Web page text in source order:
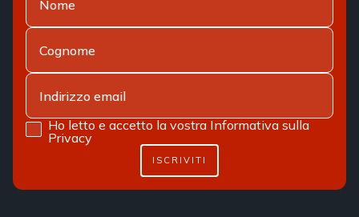
Ho letto e accetto la vostra Informativa sulla
Privacy
ISCRIVITI